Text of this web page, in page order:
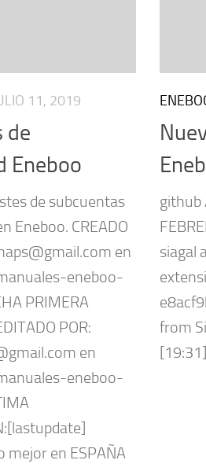
11, 2019
de
Eneboo
de subcuentas
Eneboo. CREADO
en
eneboo-
PRIMERA
POR:
en
eneboo-
mejor en ESPAÑA
github
siagal
from